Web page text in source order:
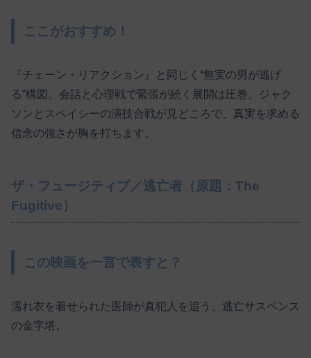
ここがおすすめ！
『チェーン・リアクション』と同じく“無実の男が逃げ
る”構図。会話と心理戦で緊張が続く展開は圧巻。ジャク
ソンとスペイシーの演技合戦が見どころで、真実を求める
信念の強さが胸を打ちます。
ザ・フュージティブ／逃亡者（原題：The
Fugitive）
この映画を一言で表すと？
濡れ衣を着せられた医師が真犯人を追う、逃亡サスペンス
の金字塔。